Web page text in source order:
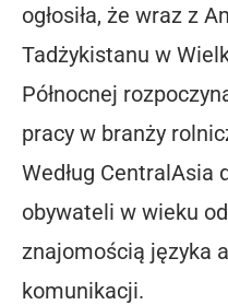
ogłosiła, że ​​wraz z
Tadżykistanu w
Północnej
pracy w branży
Według CentralAsia
obywateli w wieku
znajomością języka
komunikacji.